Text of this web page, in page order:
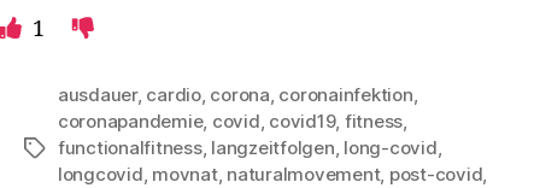
1
Schlagwörter
ausdauer, cardio, corona, coronainfektion,
coronapandemie, covid, covid19, fitness,
functionalfitness, langzeitfolgen, long-covid,
longcovid, movnat, naturalmovement, post-covid,